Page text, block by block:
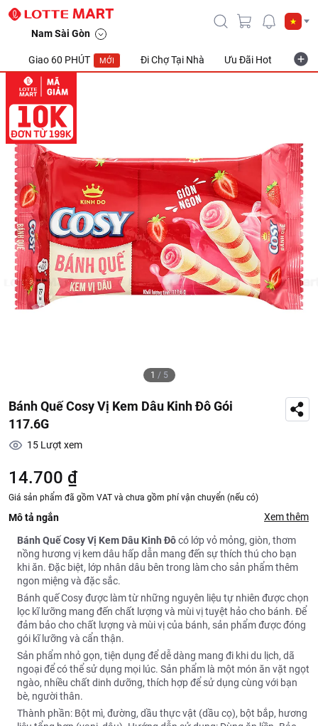
Nam Sài Gòn
Giao 60 PHÚT MỚI Đi Chợ Tại Nhà Ưu Đãi Hot
1 / 5
Bánh Quế Cosy Vị Kem Dâu Kinh Đô Gói
117.6G
15 Lượt xem
14.700 ₫
Giá sản phẩm đã gồm VAT và chưa gồm phí vận chuyển (nếu có)
Mô tả ngắn Xem thêm
Bánh Quế Cosy Vị Kem Dâu Kinh Đôcó lớp vỏ mỏng, giòn, thơm
nồng hương vị kem dâu hấp dẫn mang đến sự thích thú cho bạn
khi ăn. Đặc biệt, lớp nhân dâu bên trong làm cho sản phẩm thêm
ngon miệng và đặc sắc.
Bánh quế Cosy được làm từ những nguyên liệu tự nhiên được chọn
lọc kĩ lưỡng mang đến chất lượng và mùi vị tuyệt hảo cho bánh. Để
đảm bảo cho chất lượng và mùi vị của bánh, sản phẩm được đóng
gói kĩ lưỡng và cẩn thận.
Sản phẩm nhỏ gọn, tiện dụng để dễ dàng mang đi khi du lịch, dã
ngoại để có thể sử dụng mọi lúc. Sản phẩm là một món ăn vặt ngọt
ngào, nhiều chất dinh dưỡng, thích hợp để sử dụng cùng với bạn
bè, người thân.
Thành phần: Bột mì, đường, dầu thực vật (dầu cọ), bột bắp, hương